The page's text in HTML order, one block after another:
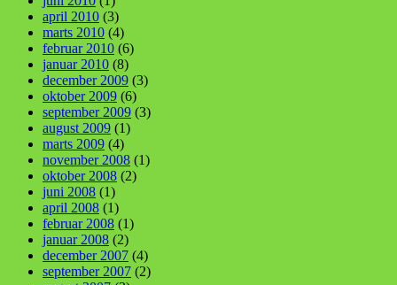
april 2010 (3)
marts 2010 (4)
februar 2010 (6)
januar 2010 (8)
december 2009 (3)
oktober 2009 (6)
september 2009 (3)
august 2009 (1)
marts 2009 (4)
november 2008 (1)
oktober 2008 (2)
juni 2008 (1)
april 2008 (1)
februar 2008 (1)
januar 2008 (2)
december 2007 (4)
september 2007 (2)